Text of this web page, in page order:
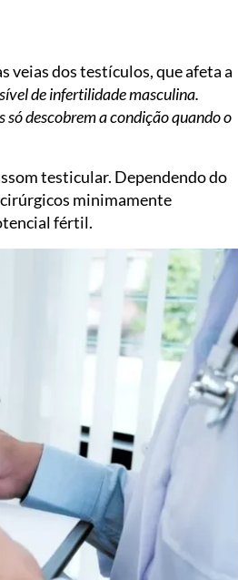
veias dos testículos, que afeta a
de infertilidade masculina.
descobrem a condição quando o
testicular. Dependendo do
minimamente
fértil.